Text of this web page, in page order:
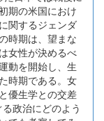
期の米国におけ
関するジェンダ
時期は、望まな
女性が決めるべ
動を開始し、生
時期である。女
優生学との交差
政治にどのよう